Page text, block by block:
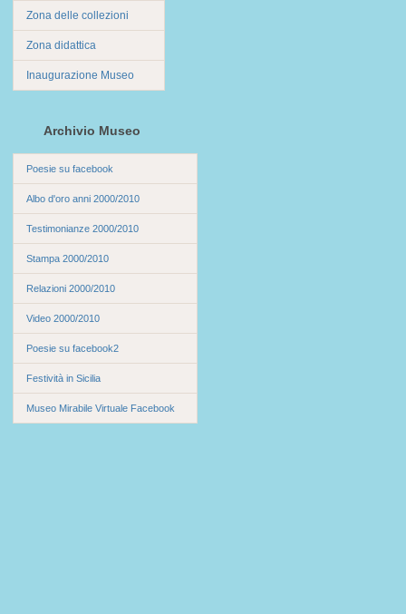
Zona delle collezioni
Zona didattica
Inaugurazione Museo
Archivio Museo
Poesie su facebook
Albo d'oro anni 2000/2010
Testimonianze 2000/2010
Stampa 2000/2010
Relazioni 2000/2010
Video 2000/2010
Poesie su facebook2
Festività in Sicilia
Museo Mirabile Virtuale Facebook